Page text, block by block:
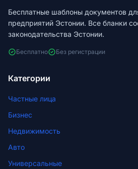
Бесплатные шаблоны документов
предприятий Эстонии. Все бланки
законодательства Эстонии.
Бесплатно Без регистрации
Категории
Частные лица
Бизнес
Недвижимость
Авто
Универсальные